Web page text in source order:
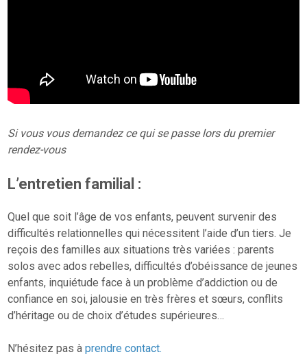
Si vous vous demandez ce qui se passe lors du premier
rendez-vous
L’entretien familial :
Quel que soit l’âge de vos enfants, peuvent survenir des
difficultés relationnelles qui nécessitent l’aide d’un tiers. Je
reçois des familles aux situations très variées : parents
solos avec ados rebelles, difficultés d’obéissance de jeunes
enfants, inquiétude face à un problème d’addiction ou de
confiance en soi, jalousie en très frères et sœurs, conflits
d’héritage ou de choix d’études supérieures…
N’hésitez pas àprendre contact.